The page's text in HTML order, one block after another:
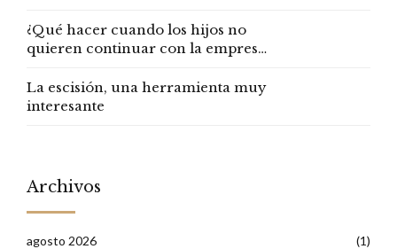
¿Qué hacer cuando los hijos no
quieren continuar con la empresa
La escisión, una herramienta muy
interesante
Archivos
agosto 2026 (1)